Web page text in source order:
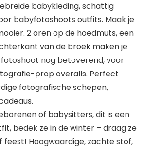
babykleding, schattig
babyfotoshoots outfits. Maak je
2 oren op de hoedmuts, een
van de broek maken je
nog betoverend, voor
prop overalls. Perfect
fotografische schepen,
of babysitters, dit is een
bedek ze in de winter – draag ze
feest! Hoogwaardige, zachte stof,